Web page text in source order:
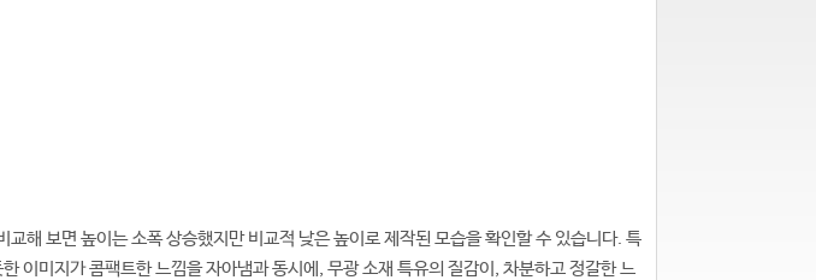
해 보면 높이는 소폭 상승했지만 비교적 낮은 높이로 제작된 모습을 확인할 수 있습니다. 특
이미지가 콤팩트한 느낌을 자아냄과 동시에, 무광 소재 특유의 질감이, 차분하고 정갈한 느